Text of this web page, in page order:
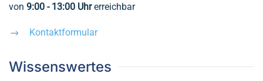
von 9:00 - 13:00 Uhrerreichbar
Kontaktformular
Wissenswertes